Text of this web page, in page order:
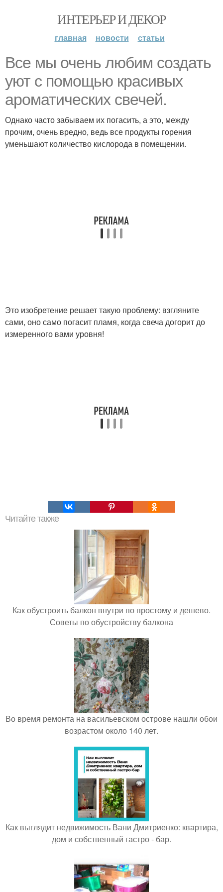
ИНТЕРЬЕР И ДЕКОР
главная новости статьи
Все мы очень любим создать
уют с помощью красивых
ароматических свечей.
Однако часто забываем их погасить, а это, между
прочим, очень вредно, ведь все продукты горения
уменьшают количество кислорода в помещении.
Это изобретение решает такую проблему: взгляните
сами, оно само погасит пламя, когда свеча догорит до
измеренного вами уровня!
Читайте также
Как обустроить балкон внутри по простому и дешево.
Советы по обустройству балкона
Во время ремонта на васильевском острове нашли обои
возрастом около 140 лет.
Как выглядит недвижимость Вани Дмитриенко: квартира,
дом и собственный гастро - бар.